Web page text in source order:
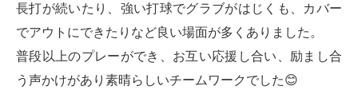
長打が続いたり、強い打球でグラブがはじくも、カバー
でアウトにできたりなど良い場面が多くありました。
普段以上のプレーができ、お互い応援し合い、励まし合
う声かけがあり素晴らしいチームワークでした😊